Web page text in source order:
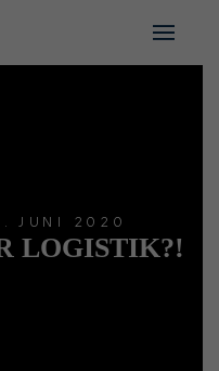
JUNI 2020
LOGISTIK?!